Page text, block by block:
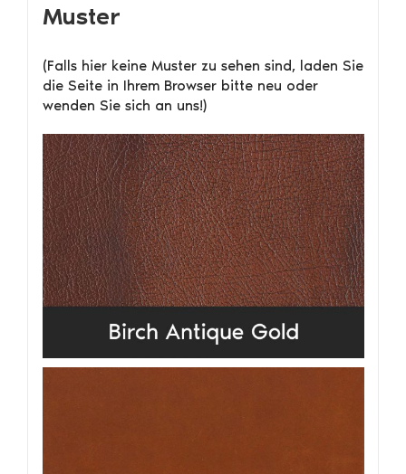
Muster
(Falls hier keine Muster zu sehen sind, laden Sie
die Seite in Ihrem Browser bitte neu oder
wenden Sie sich an uns!)